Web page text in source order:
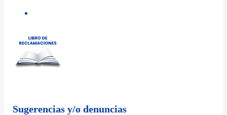
Sugerencias y/o denuncias